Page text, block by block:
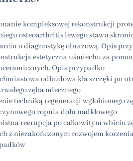
kompleksowej rekonstrukcji
osteoarthritis lewego stawu
o diagnostykę obrazową. Opis
estetyczna uśmiechu za
Opis przypadku
odbudowa kła szczęki po
zęba mlecznego
techniką regeneracji wgłobionego
ropnia dołu nadkłowego
reerupcja po całkowitym wbiciu
z niezakończonym rozwojem